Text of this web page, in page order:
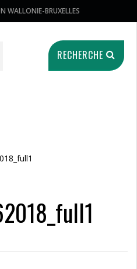
WALLONIE-BRUXELLES
RECHERCHE